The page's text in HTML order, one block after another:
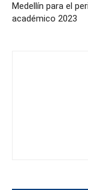
Medellín para el
académico 2023